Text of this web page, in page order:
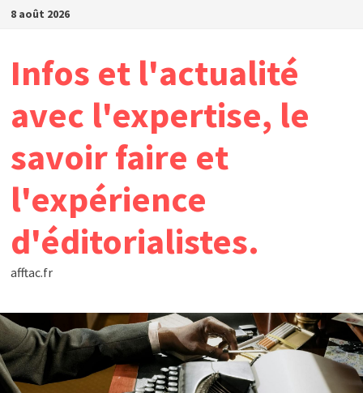
Passer
8 août 2026
Infos et l'actualité
avec l'expertise, le
savoir faire et
l'expérience
d'éditorialistes.
afftac.fr